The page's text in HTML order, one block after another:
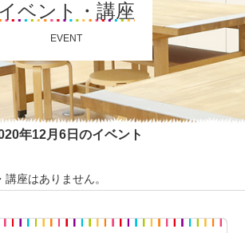
イベント・講座
EVENT
年12月6日のイベント
座はありません。